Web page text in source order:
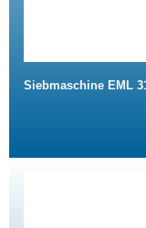
Siebmaschine EML